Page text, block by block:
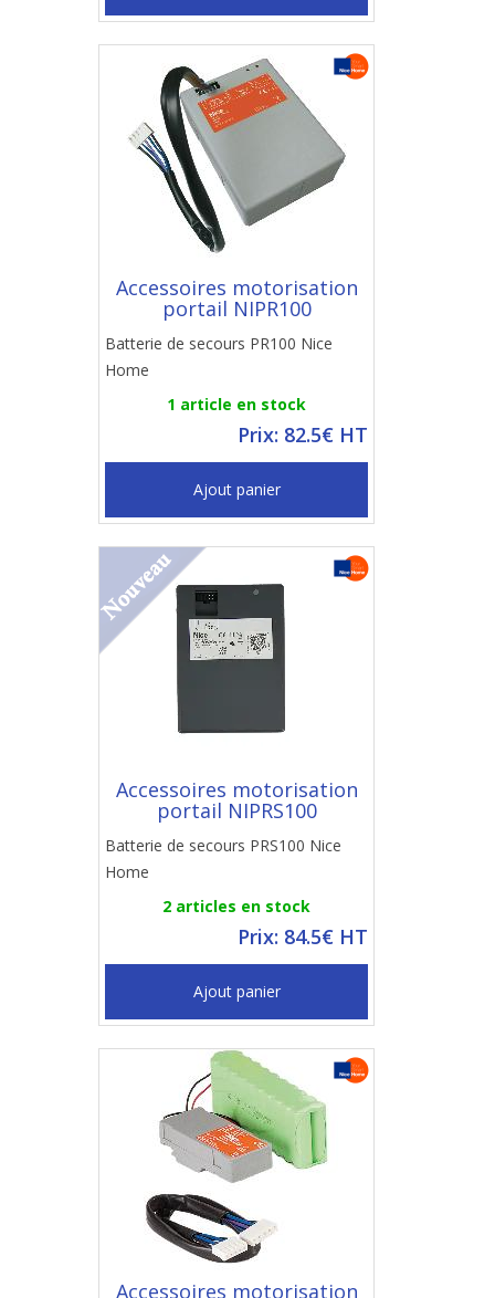
Accessoires motorisation
portail NIPR100
Batterie de secours PR100 Nice
Home
1 article en stock
Prix: 82.5€ HT
Ajout panier
Accessoires motorisation
portail NIPRS100
Batterie de secours PRS100 Nice
Home
2 articles en stock
Prix: 84.5€ HT
Ajout panier
Accessoires motorisation